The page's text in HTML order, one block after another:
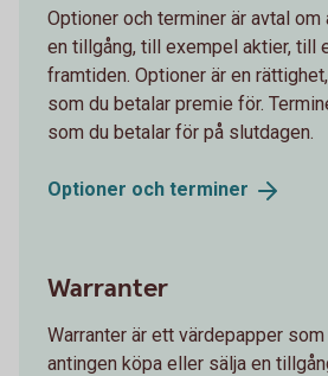
Optioner och terminer är avtal
en tillgång, till exempel aktier, till
framtiden. Optioner är en
som du betalar premie för.
som du betalar för på slutdagen.
Optioner och terminer
Warranter
Warranter är ett värdepapper
antingen köpa eller sälja en